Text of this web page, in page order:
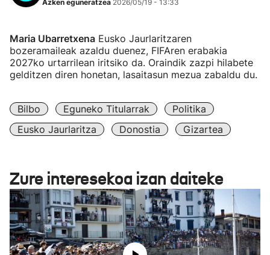
Azken eguneratzea 2026/05/19 - 13:33
Maria Ubarretxena Eusko Jaurlaritzaren
bozeramaileak azaldu duenez, FIFAren erabakia
2027ko urtarrilean iritsiko da. Oraindik zazpi hilabete
gelditzen diren honetan, lasaitasun mezua zabaldu du.
Bilbo Eguneko Titularrak
Politika
Eusko Jaurlaritza
Donostia Gizartea
Zure interesekoa izan daiteke